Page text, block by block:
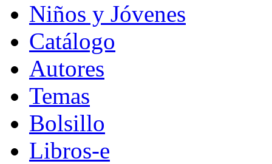
Niños y Jóvenes
Catálogo
Autores
Temas
Bolsillo
Libros-e